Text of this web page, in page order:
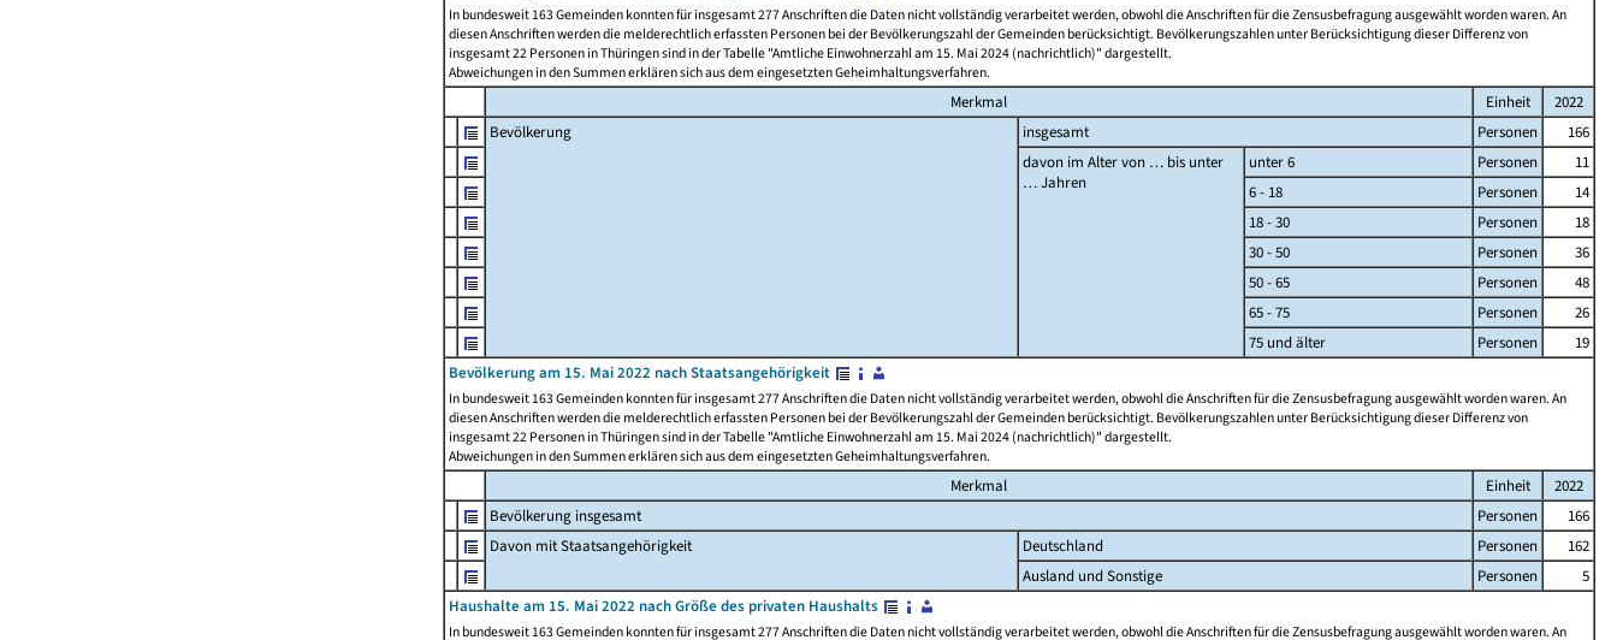
In bundesweit 163 Gemeinden konnten für insgesamt 277 Anschriften die Daten nicht vollständig verarbeitet werden, obwohl die Anschriften für die Zensusbefragung ausgewählt worden waren. An
diesen Anschriften werden die melderechtlich erfassten Personen bei der Bevölkerungszahl der Gemeinden berücksichtigt. Bevölkerungszahlen unter Berücksichtigung dieser Differenz von
insgesamt 22 Personen in Thüringen sind in der Tabelle "Amtliche Einwohnerzahl am 15. Mai 2024 (nachrichtlich)" dargestellt.
Abweichungen in den Summen erklären sich aus dem eingesetzten Geheimhaltungsverfahren.
Merkmal Einheit
2022
Bevölkerung
insgesamt Personen
166
davon im Alter von … bis unter
… Jahren
unter 6 Personen
11
6 - 18
Personen
14
18 - 30
Personen
18
30 - 50
Personen
36
50 - 65
Personen
48
65 - 75
Personen
26
75 und älter
Personen
19
Bevölkerung am 15. Mai 2022 nach Staatsangehörigkeit
In bundesweit 163 Gemeinden konnten für insgesamt 277 Anschriften die Daten nicht vollständig verarbeitet werden, obwohl die Anschriften für die Zensusbefragung ausgewählt worden waren. An
diesen Anschriften werden die melderechtlich erfassten Personen bei der Bevölkerungszahl der Gemeinden berücksichtigt. Bevölkerungszahlen unter Berücksichtigung dieser Differenz von
insgesamt 22 Personen in Thüringen sind in der Tabelle "Amtliche Einwohnerzahl am 15. Mai 2024 (nachrichtlich)" dargestellt.
Abweichungen in den Summen erklären sich aus dem eingesetzten Geheimhaltungsverfahren.
Merkmal Einheit
2022
Bevölkerung insgesamt
Personen
166
Davon mit Staatsangehörigkeit
Deutschland Personen
162
Ausland und Sonstige
Personen
5
Haushalte am 15. Mai 2022 nach Größe des privaten Haushalts
In bundesweit 163 Gemeinden konnten für insgesamt 277 Anschriften die Daten nicht vollständig verarbeitet werden, obwohl die Anschriften für die Zensusbefragung ausgewählt worden waren. An